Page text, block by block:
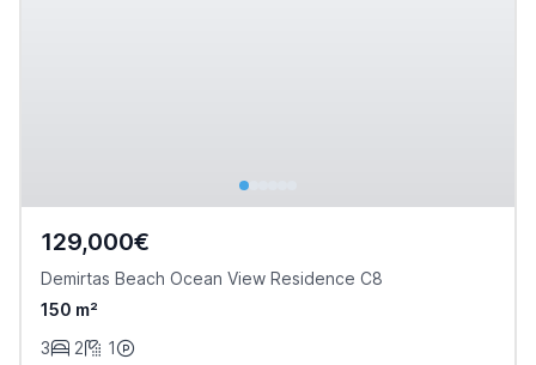
129,000€
Demirtas Beach Ocean View Residence C8
150 m²
3
2 1